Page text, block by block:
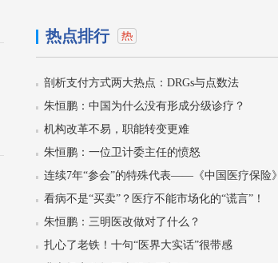
热点排行
剖析支付方式两大热点：DRGs与点数法
朱恒鹏：中国为什么没有形成分级诊疗？
机构改革不易，职能转变更难
朱恒鹏：一位卫计委主任的愤怒
连续7年“参会”的特殊代表——《中国医疗保险》
看病不是“买卖”？医疗不能市场化的“谎言”！
朱恒鹏：三明医改做对了什么？
扎心了老铁！十句“医界大实话”很带感